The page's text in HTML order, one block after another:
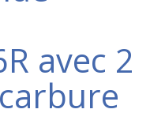
avec 2